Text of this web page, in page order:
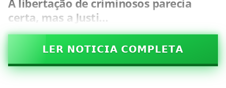
A libertação de criminosos parecia
certa, mas a Justi…
𝗟𝗘𝗥 𝗡𝗢𝗧𝗜𝗖𝗜𝗔 𝗖𝗢𝗠𝗣𝗟𝗘𝗧𝗔